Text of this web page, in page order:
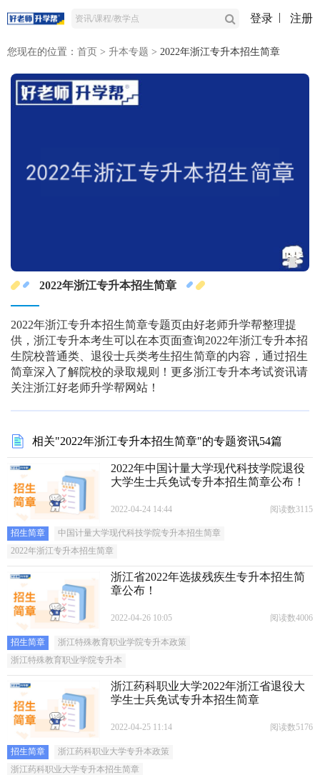
登录 注册
您现在的位置： 首页 > 升本专题 > 2022年浙江专升本招生简章
2022年浙江专升本招生简章
2022年浙江专升本招生简章专题页由好老师升学帮整理提
供，浙江专升本考生可以在本页面查询2022年浙江专升本招
生院校普通类、退役士兵类考生招生简章的内容，通过招生
简章深入了解院校的录取规则！更多浙江专升本考试资讯请
关注浙江好老师升学帮网站！
相关"2022年浙江专升本招生简章"的专题资讯54篇
2022年中国计量大学现代科技学院退役
大学生士兵免试专升本招生简章公布！
2022-04-24 14:44 阅读数3115
招生简章
中国计量大学现代科技学院专升本招生简章
2022年浙江专升本招生简章
浙江省2022年选拔残疾生专升本招生简
章公布！
2022-04-26 10:05 阅读数4006
招生简章
浙江特殊教育职业学院专升本政策
浙江特殊教育职业学院专升本
浙江药科职业大学2022年浙江省退役大
学生士兵免试专升本招生简章
2022-04-25 11:14 阅读数5176
招生简章
浙江药科职业大学专升本政策
浙江药科职业大学专升本招生简章